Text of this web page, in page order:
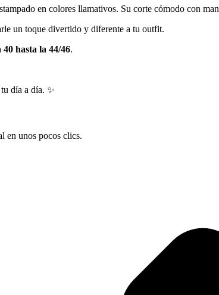
en colores llamativos. Su corte cómodo con
un toque divertido y diferente a tu outfit.
40 hasta la 44/46.
día a día. ✨
en unos pocos clics.